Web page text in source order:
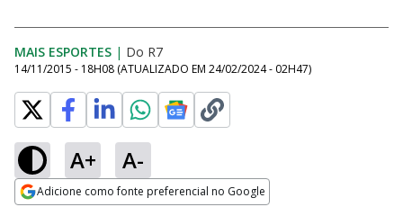
MAIS ESPORTES | Do R7
14/11/2015 - 18H08 (ATUALIZADO EM 24/02/2024 - 02H47)
A+ A-
Adicione como fonte preferencial no Google